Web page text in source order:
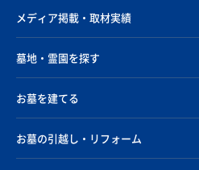
メディア掲載・取材実績
墓地・霊園を探す
お墓を建てる
お墓の引越し・リフォーム